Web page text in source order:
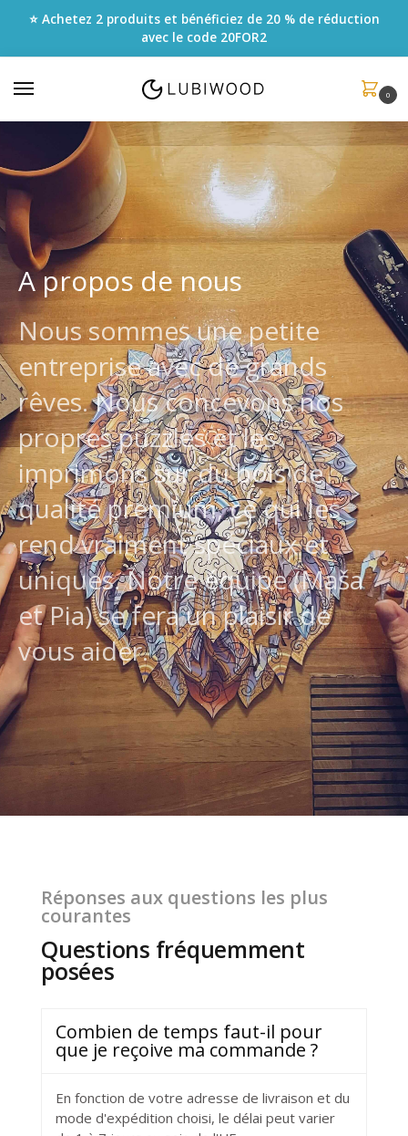
⭐ Achetez 2 produits et bénéficiez de 20 % de réduction
avec le code 20FOR2
0
A propos de nous
Nous sommes une petite
entreprise avec de grands
rêves. Nous concevons nos
propres puzzles et les
imprimons sur du bois de
qualité premium, ce qui les
rend vraiment spéciaux et
uniques. Notre équipe (Maša
et Pia) se fera un plaisir de
vous aider.
Réponses aux questions les plus
courantes
Questions fréquemment
posées
Combien de temps faut-il pour
que je reçoive ma commande ?
En fonction de votre adresse de livraison et du
mode d'expédition choisi, le délai peut varier